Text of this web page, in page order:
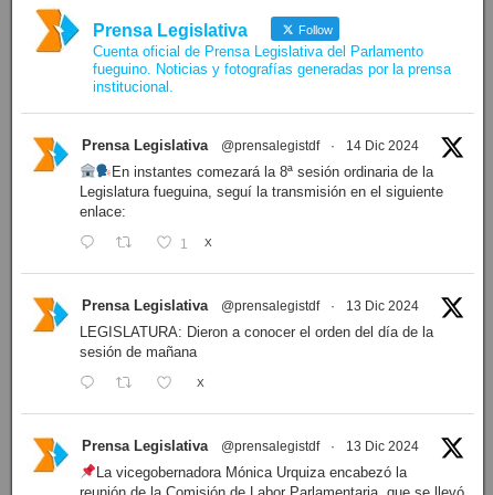
Prensa Legislativa Follow
Cuenta oficial de Prensa Legislativa del Parlamento
fueguino. Noticias y fotografías generadas por la prensa
institucional.
Prensa Legislativa @prensalegistdf · 14 Dic 2024
En instantes comezará la 8ª sesión ordinaria de la
Legislatura fueguina, seguí la transmisión en el siguiente
enlace:
1 X
Prensa Legislativa @prensalegistdf · 13 Dic 2024
LEGISLATURA: Dieron a conocer el orden del día de la
sesión de mañana
X
Prensa Legislativa @prensalegistdf · 13 Dic 2024
La vicegobernadora Mónica Urquiza encabezó la